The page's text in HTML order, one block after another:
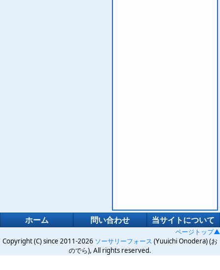
ホーム 問い合わせ 当サイトについて
ページトップ▲
Copyright (C) since 2011-2026 ソーサリーフォース (Yuuichi Onodera) (お
のでら), All rights reserved.